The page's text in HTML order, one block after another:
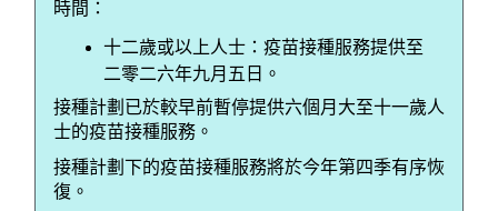
時間：
十二歲或以上人士：疫苗接種服務提供至
二零二六年九月五日。
接種計劃已於較早前暫停提供六個月大至十一歲人
士的疫苗接種服務。
接種計劃下的疫苗接種服務將於今年第四季有序恢
復。